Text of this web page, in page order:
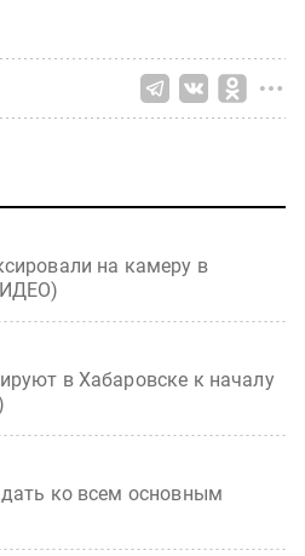
на камеру в
в Хабаровске к началу
ко всем основным